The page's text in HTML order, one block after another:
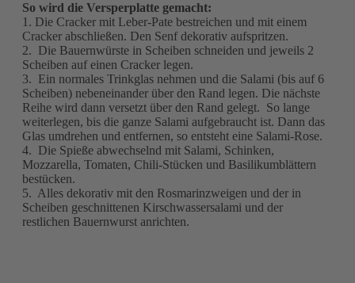
So wird die Versperplatte gemacht:
1. Die Cracker mit Leber-Pate bestreichen und mit einem
Cracker abschließen. Den Senf dekorativ aufspritzen.
2. Die Bauernwürste in Scheiben schneiden und jeweils 2
Scheiben auf einen Cracker legen.
3. Ein normales Trinkglas nehmen und die Salami (bis auf 6
Scheiben) nebeneinander über den Rand legen. Die nächste
Reihe wird dann versetzt über den Rand gelegt. So lange
weiterlegen, bis die ganze Salami aufgebraucht ist. Dann das
Glas umdrehen und entfernen, so entsteht eine Salami-Rose.
4. Die Spieße abwechselnd mit Salami, Schinken,
Mozzarella, Tomaten, Chili-Stücken und Basilikumblättern
bestücken.
5. Alles dekorativ mit den Rosmarinzweigen und der in
Scheiben geschnittenen Kirschwassersalami und der
restlichen Bauernwurst anrichten.